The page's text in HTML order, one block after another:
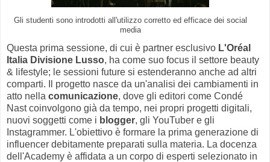
Gli studenti sono introdotti all'utilizzo corretto ed efficace dei social
media
Questa prima sessione, di cui è partner esclusivo L'Oréal
Italia Divisione Lusso, ha come suo focus il settore beauty
& lifestyle; le sessioni future si estenderanno anche ad altri
comparti. Il progetto nasce da un'analisi dei cambiamenti in
atto nella comunicazione, dove gli editori come Condé
Nast coinvolgono già da tempo, nei propri progetti digitali,
nuovi soggetti come i blogger, gli YouTuber e gli
Instagrammer. L'obiettivo è formare la prima generazione di
influencer debitamente preparati sulla materia. La docenza
dell'Academy è affidata a un corpo di esperti selezionato in